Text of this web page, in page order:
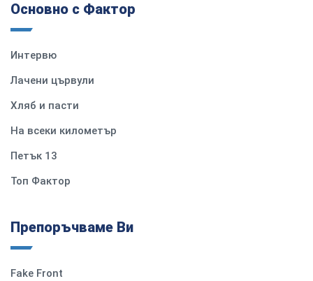
Основно с Фактор
Интервю
Лачени цървули
Хляб и пасти
На всеки километър
Петък 13
Топ Фактор
Препоръчваме Ви
Fake Front